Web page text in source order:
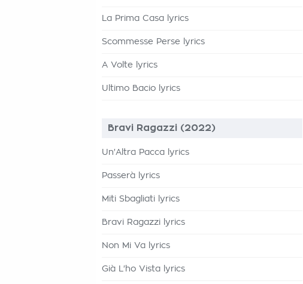
La Prima Casa lyrics
Scommesse Perse lyrics
A Volte lyrics
Ultimo Bacio lyrics
Bravi Ragazzi (2022)
Un'Altra Pacca lyrics
Passerà lyrics
Miti Sbagliati lyrics
Bravi Ragazzi lyrics
Non Mi Va lyrics
Già L'ho Vista lyrics